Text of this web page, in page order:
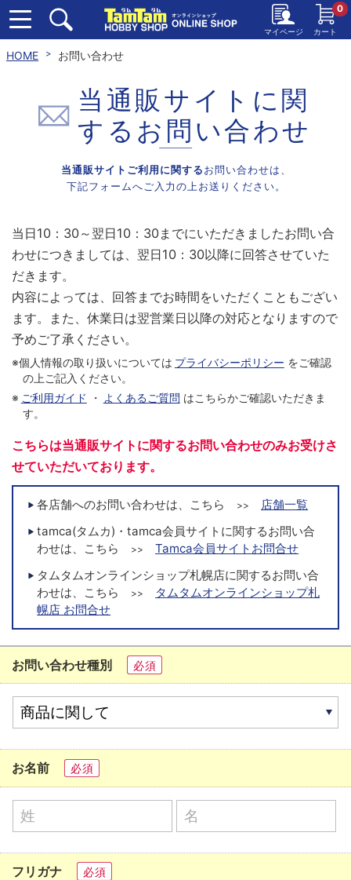
マイページ カート
0
HOME お問い合わせ
当通販サイトに関
する お問い合わせ
当通販サイトご利用に関する お問い合わせは、
下記フォームへご入力の上お送りください。
当日10：30～翌日10：30までにいただきましたお問い合
わせにつきましては、翌日10：30以降に回答させていた
だきます。
内容によっては、回答までお時間をいただくこともござい
ます。また、休業日は翌営業日以降の対応となりますので
予めご了承ください。
※個人情報の取り扱いについては プライバシーポリシー をご確認
の上ご記入ください。
※ ご利用ガイド ・ よくあるご質問 はこちらかご確認いただきま
す。
こちらは当通販サイトに関するお問い合わせのみお受けさ
せていただいております。
各店舗へのお問い合わせは、こちら >>
店舗一覧
tamca(タムカ)・tamca会員サイトに関するお問い合
わせは、こちら
>>
Tamca会員サイトお問合せ
タムタムオンラインショップ札幌店に関するお問い合
わせは、こちら
>>
タムタムオンラインショップ札
幌店 お問合せ
お問い合わせ種別 必須
お名前 必須
フリガナ 必須